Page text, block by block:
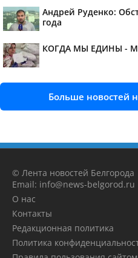
Андрей Руденко:
года
КОГДА МЫ ЕДИНЫ -
Больше новостей
© Лента новостей Белгорода
Email: info@news-belgorod.ru
О нас
Контакты
Редакционная политика
Политика